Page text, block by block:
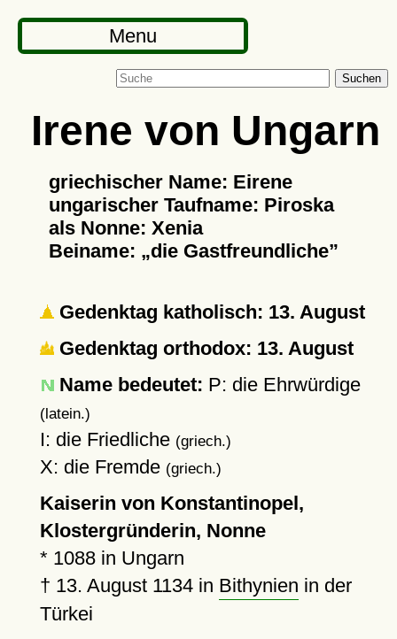
Menu
Suchen
Irene von Ungarn
griechischer Name: Eirene
ungarischer Taufname: Piroska
als Nonne: Xenia
Beiname:
die Gastfreundliche
Gedenktag katholisch: 13. August
Gedenktag orthodox: 13. August
Name bedeutet: P: die Ehrwürdige
(latein.)
I: die Friedliche (griech.)
X: die Fremde (griech.)
Kaiserin von Konstantinopel,
Klostergründerin, Nonne
* 1088in Ungarn
† 13. August 1134in Bithynien in der
Türkei